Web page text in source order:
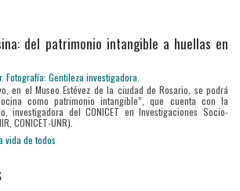
del patrimonio intangible a huellas en
en el Museo Estévez de la ciudad de Rosario, se podrá
como patrimonio intangible”, que cuenta con la
investigadora del CONICET en Investigaciones Socio-
CONICET-UNR).
vida de todos